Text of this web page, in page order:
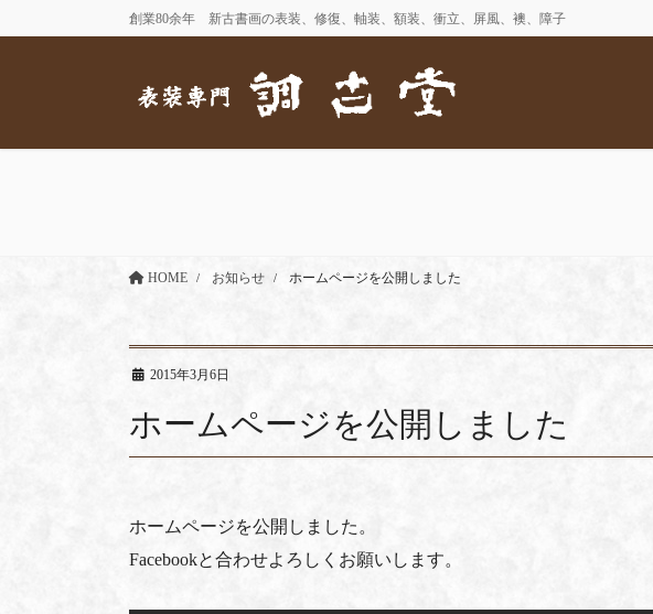
ン
ビ
創業80余年 新古書画の表装、修復、軸装、額装、衝立、屏風、襖、障子
HOME お知らせ ホームページを公開しました
2015年3月6日
ホームページを公開しました
ホームページを公開しました。
Facebookと合わせよろしくお願いします。